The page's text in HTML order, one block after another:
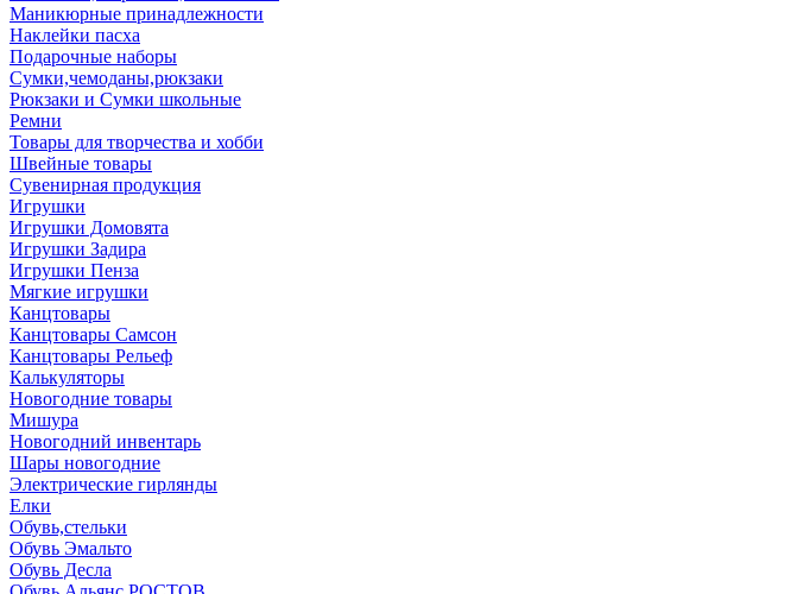
Маникюрные принадлежности
Наклейки пасха
Подарочные наборы
Сумки,чемоданы,рюкзаки
Рюкзаки и Сумки школьные
Ремни
Товары для творчества и хобби
Швейные товары
Сувенирная продукция
Игрушки
Игрушки Домовята
Игрушки Задира
Игрушки Пенза
Мягкие игрушки
Канцтовары
Канцтовары Самсон
Канцтовары Рельеф
Калькуляторы
Новогодние товары
Мишура
Новогодний инвентарь
Шары новогодние
Электрические гирлянды
Елки
Обувь,стельки
Обувь Эмальто
Обувь Десла